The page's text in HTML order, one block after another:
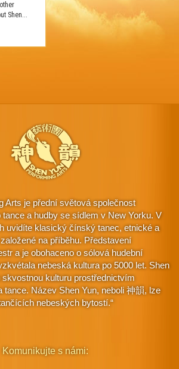
Shen...
Arts je přední světová společnost
a hudby se sídlem v New Yorku. V
uvidíte klasický čínský tanec, etnické a
na příběhu. Představení
a je obohaceno o sólová hudební
nebeská kultura po 5000 let. Shen
skvostnou kulturu prostřednictvím
tance. Název Shen Yun, neboli 神韻, lze
nebeských bytostí.“
Komunikujte s námi: